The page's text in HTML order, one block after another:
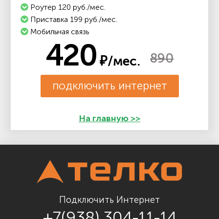
Роутер 120 руб./мес.
Приставка 199 руб./мес.
Мобильная связь
420 ₽/мес. 890
подключить интернет
На главную >>
Подключить Интернет